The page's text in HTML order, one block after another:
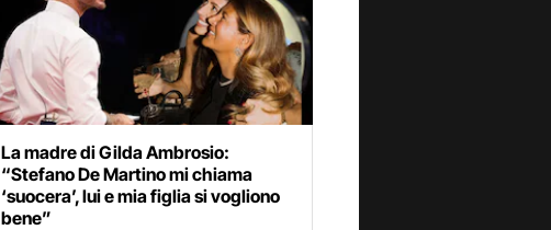
La madre di Gilda Ambrosio:
“Stefano De Martino mi chiama
‘suocera’, lui e mia figlia si vogliono
bene”